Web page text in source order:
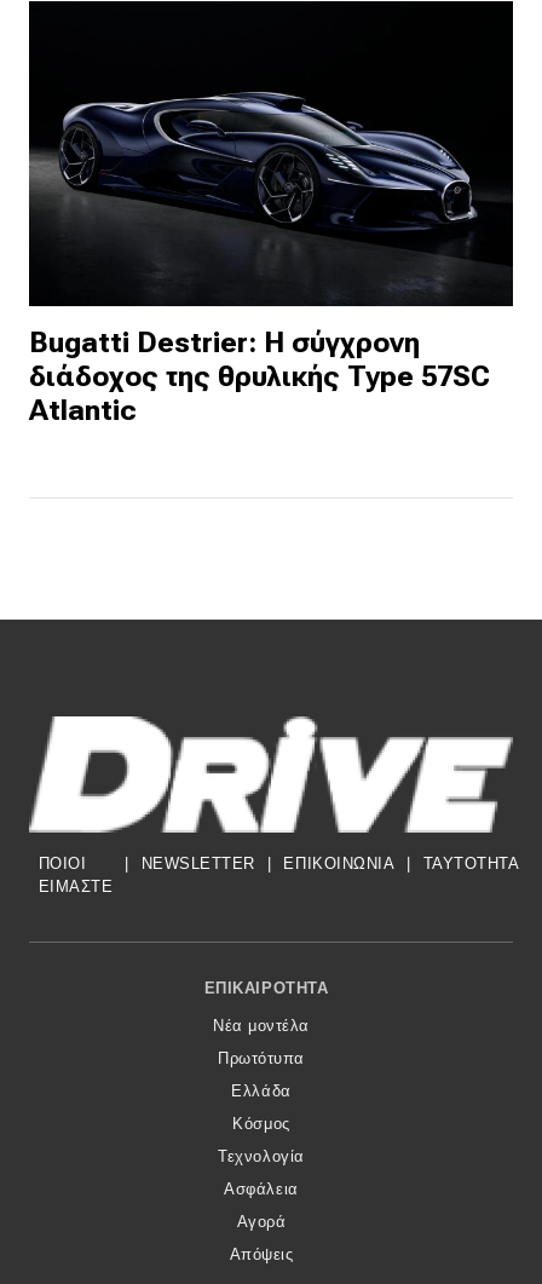
Bugatti Destrier: Η σύγχρονη
διάδοχος της θρυλικής Type 57SC
Atlantic
ΠΟΙΟΙ
ΕΙΜΑΣΤΕ
| NEWSLETTER | ΕΠΙΚΟΙΝΩΝΙΑ | TAYTOTHTA
Footer Menu
ΕΠΙΚΑΙΡΌΤΗΤΑ
Νέα μοντέλα
Πρωτότυπα
Ελλάδα
Κόσμος
Τεχνολογία
Ασφάλεια
Αγορά
Απόψεις